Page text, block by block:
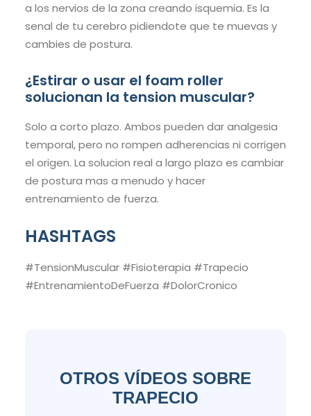
a los nervios de la zona creando isquemia. Es la
senal de tu cerebro pidiendote que te muevas y
cambies de postura.
¿Estirar o usar el foam roller
solucionan la tension muscular?
Solo a corto plazo. Ambos pueden dar analgesia
temporal, pero no rompen adherencias ni corrigen
el origen. La solucion real a largo plazo es cambiar
de postura mas a menudo y hacer
entrenamiento de fuerza.
HASHTAGS
#TensionMuscular #Fisioterapia #Trapecio
#EntrenamientoDeFuerza #DolorCronico
OTROS VÍDEOS SOBRE
TRAPECIO